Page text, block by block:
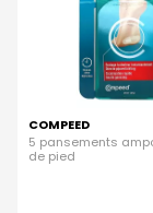
COMPEED
5 pansements
de pied